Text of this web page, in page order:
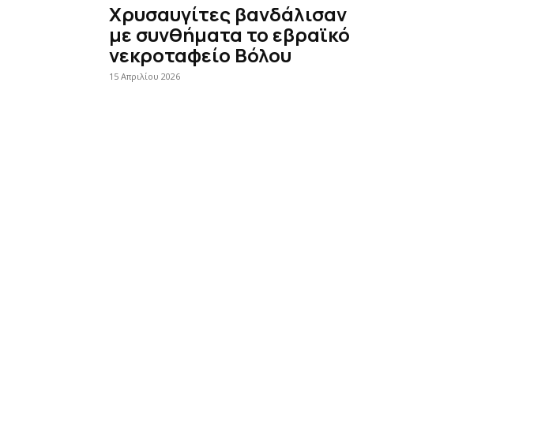
Χρυσαυγίτες βανδάλισαν
με συνθήματα το εβραϊκό
νεκροταφείο Βόλου
15 Απριλίου 2026